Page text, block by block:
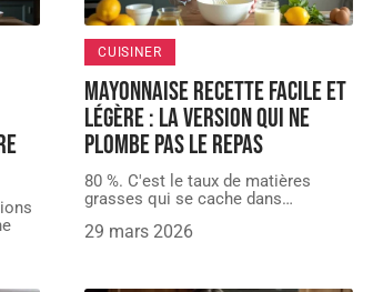
CUISINER
Mayonnaise recette facile et
légère : la version qui ne
plombe pas le repas
80 %. C'est le taux de matières
grasses qui se cache dans…
29 mars 2026